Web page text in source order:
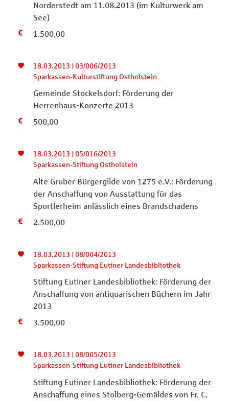
Norderstedt am 11.08.2013 (im Kulturwerk am
See)
1.500,00
18.03.2013 | 03/006/2013
Sparkassen-Kulturstiftung Ostholstein
Gemeinde Stockelsdorf: Förderung der
Herrenhaus-Konzerte 2013
500,00
18.03.2013 | 05/016/2013
Sparkassen-Stiftung Ostholstein
Alte Gruber Bürgergilde von 1275 e.V.: Förderung
der Anschaffung von Ausstattung für das
Sportlerheim anlässlich eines Brandschadens
2.500,00
18.03.2013 | 08/004/2013
Sparkassen-Stiftung Eutiner Landesbibliothek
Stiftung Eutiner Landesbibliothek: Förderung der
Anschaffung von antiquarischen Büchern im Jahr
2013
3.500,00
18.03.2013 | 08/005/2013
Sparkassen-Stiftung Eutiner Landesbibliothek
Stiftung Eutiner Landesbibliothek: Förderung der
Anschaffung eines Stolberg-Gemäldes von Fr. C.